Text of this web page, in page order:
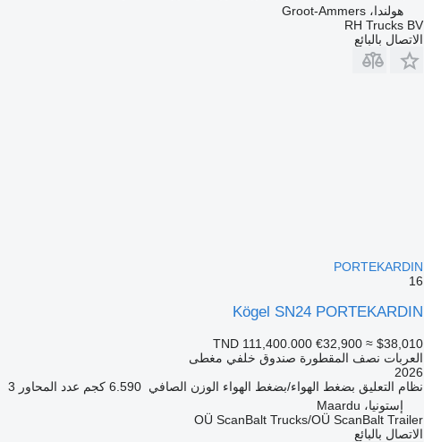
هولندا، Groot-Ammers
RH Trucks BV
الاتصال بالبائع
PORTEKARDIN
16
Kögel SN24 PORTEKARDIN
TND 111,400.000 €32,900 ≈ $38,010
العربات نصف المقطورة صندوق خلفي مغطى
2026
نظام التعليق بضغط الهواء/بضغط الهواء الوزن الصافي 6.590 كجم عدد المحاور 3
إستونيا، Maardu
OÜ ScanBalt Trucks/OÜ ScanBalt Trailer
الاتصال بالبائع